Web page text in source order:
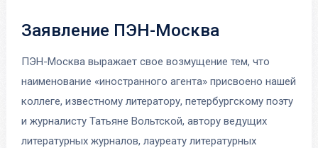
Заявление ПЭН-Москва
ПЭН-Москва выражает свое возмущение тем, что
наименование «иностранного агента» присвоено нашей
коллеге, известному литератору, петербургскому поэту
и журналисту Татьяне Вольтской, автору ведущих
литературных журналов, лауреату литературных